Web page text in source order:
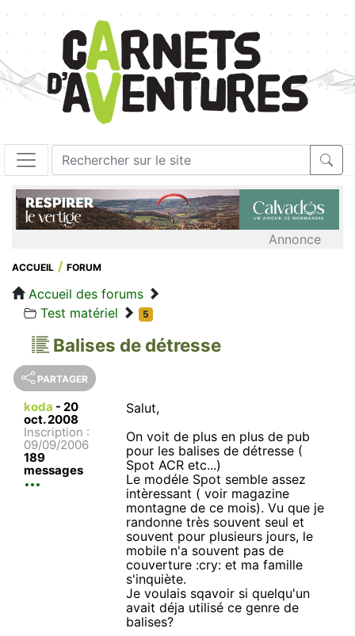
Annonce
ACCUEIL FORUM
Accueil des forums
Test matériel
5
Balises de détresse
PARTAGER
koda - 20
oct. 2008
Inscription :
09/09/2006
189
messages
Salut,
On voit de plus en plus de pub
pour les balises de détresse (
Spot ACR etc...)
Le modéle Spot semble assez
intèressant ( voir magazine
montagne de ce mois). Vu que je
randonne très souvent seul et
souvent pour plusieurs jours, le
mobile n'a souvent pas de
couverture :cry: et ma famille
s'inquiète.
Je voulais sqavoir si quelqu'un
avait déja utilisé ce genre de
balises?